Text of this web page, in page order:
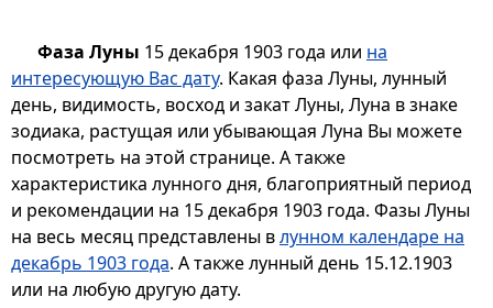
Фаза Луны 15 декабря 1903 года или на
интересующую Вас дату. Какая фаза Луны, лунный
день, видимость, восход и закат Луны, Луна в знаке
зодиака, растущая или убывающая Луна Вы можете
посмотреть на этой странице. А также
характеристика лунного дня, благоприятный период
и рекомендации на 15 декабря 1903 года. Фазы Луны
на весь месяц представлены влунном календаре на
декабрь 1903 года. А также лунный день 15.12.1903
или на любую другую дату.